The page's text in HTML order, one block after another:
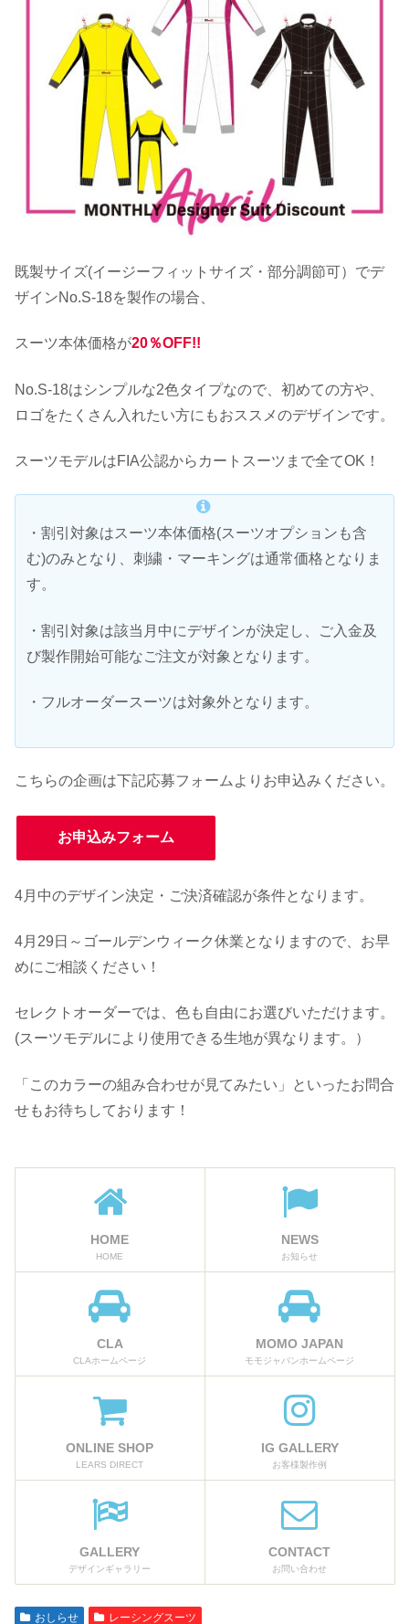
既製サイズ(イージーフィットサイズ・部分調節可）でデ
ザインNo.S-18を製作の場合、
スーツ本体価格が20％OFF!!
No.S-18はシンプルな2色タイプなので、初めての方や、
ロゴをたくさん入れたい方にもおススメのデザインです。
スーツモデルはFIA公認からカートスーツまで全てOK！
・割引対象はスーツ本体価格(スーツオプションも含
む)のみとなり、刺繍・マーキングは通常価格となりま
す。
・割引対象は該当月中にデザインが決定し、ご入金及
び製作開始可能なご注文が対象となります。
・フルオーダースーツは対象外となります。
こちらの企画は下記応募フォームよりお申込みください。
お申込みフォーム
4月中のデザイン決定・ご決済確認が条件となります。
4月29日～ゴールデンウィーク休業となりますので、お早
めにご相談ください！
セレクトオーダーでは、色も自由にお選びいただけます。
(スーツモデルにより使用できる生地が異なります。）
「このカラーの組み合わせが見てみたい」といったお問合
せもお待ちしております！
HOME
HOME
NEWS
お知らせ
CLA
CLAホームページ
MOMO JAPAN
モモジャパンホームページ
ONLINE SHOP
LEARS DIRECT
IG GALLERY
お客様製作例
GALLERY
デザインギャラリー
CONTACT
お問い合わせ
おしらせ レーシングスーツ